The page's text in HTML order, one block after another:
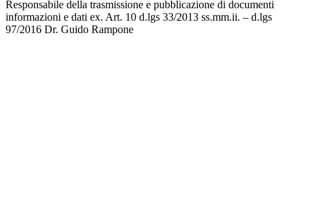
Responsabile della trasmissione e pubblicazione di documenti
informazioni e dati ex. Art. 10 d.lgs 33/2013 ss.mm.ii. – d.lgs
97/2016 Dr. Guido Rampone